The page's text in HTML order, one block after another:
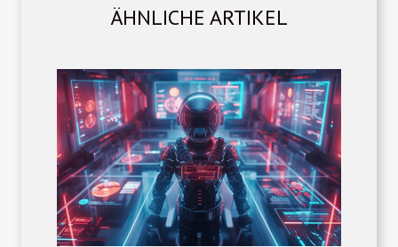
ÄHNLICHE ARTIKEL